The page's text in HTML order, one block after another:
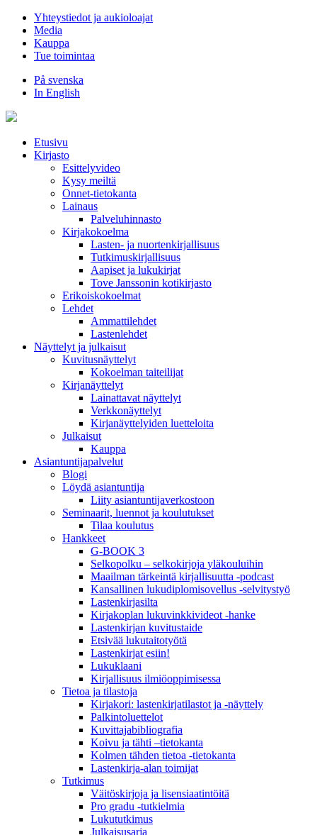
Hyppää
sisältöön
Yhteystiedot ja aukioloajat
Media
Kauppa
Tue toimintaa
På svenska
In English
Etusivu
Kirjasto
Esittelyvideo
Kysy meiltä
Onnet-tietokanta
Lainaus
Palveluhinnasto
Kirjakokoelma
Lasten- ja nuortenkirjallisuus
Tutkimuskirjallisuus
Aapiset ja lukukirjat
Tove Janssonin kotikirjasto
Erikoiskokoelmat
Lehdet
Ammattilehdet
Lastenlehdet
Näyttelyt ja julkaisut
Kuvitusnäyttelyt
Kokoelman taiteilijat
Kirjanäyttelyt
Lainattavat näyttelyt
Verkkonäyttelyt
Kirjanäyttelyiden luetteloita
Julkaisut
Kauppa
Asiantuntija­palvelut
Blogi
Löydä asiantuntija
Liity asiantuntijaverkostoon
Seminaarit, luennot ja koulutukset
Tilaa koulutus
Hankkeet
G-BOOK 3
Selkopolku – selkokirjoja yläkouluihin
Maailman tärkeintä kirjallisuutta -podcast
Kansallinen lukudiplomisovellus -selvitystyö
Lastenkirjasilta
Kirjakoplan lukuvinkkivideot -hanke
Lastenkirjan kuvitustaide
Etsivää lukutaitotyötä
Lastenkirjat esiin!
Lukuklaani
Kirjallisuus ilmiöoppimisessa
Tietoa ja tilastoja
Kirjakori: lastenkirjatilastot ja -näyttely
Palkintoluettelot
Kuvittaja­bibliografia
Koivu ja tähti –tietokanta
Kolmen tähden tietoa -tietokanta
Lastenkirja-alan toimijat
Tutkimus
Väitöskirjoja ja lisensiaatintöitä
Pro gradu -tutkielmia
Lukututkimus
Julkaisusarja